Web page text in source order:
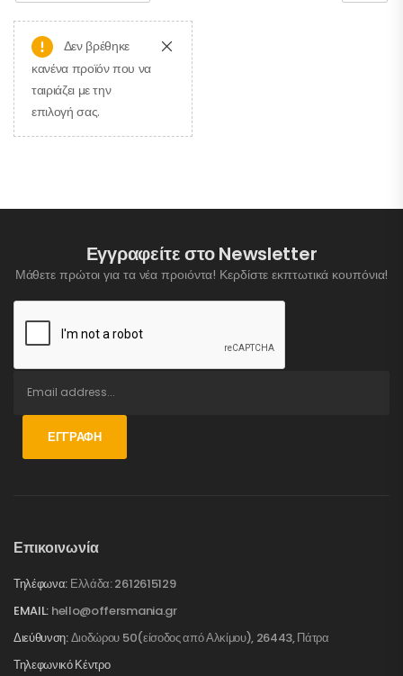
Δεν βρέθηκε
κανένα προϊόν που να
ταιριάζει με την
επιλογή σας.
Εγγραφείτε στο Newsletter
Μάθετε πρώτοι για τα νέα προιόντα! Κερδίστε εκπτωτικά κουπόνια!
ΕΓΓΡΑΦΉ
Επικοινωνία
Τηλέφωνα: Ελλάδα: 2612615129
EMAIL: hello@offersmania.gr
Διεύθυνση:Διοδώρου 50(είσοδος από Αλκίμου), 26443, Πάτρα
Τηλεφωνικό Κέντρο